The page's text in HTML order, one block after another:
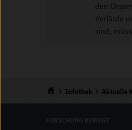
den
Verläufe
sind,
Infothek Aktuelle
FORSCHUNG BEWEGT